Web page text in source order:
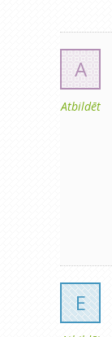
A
Atbildēt
E